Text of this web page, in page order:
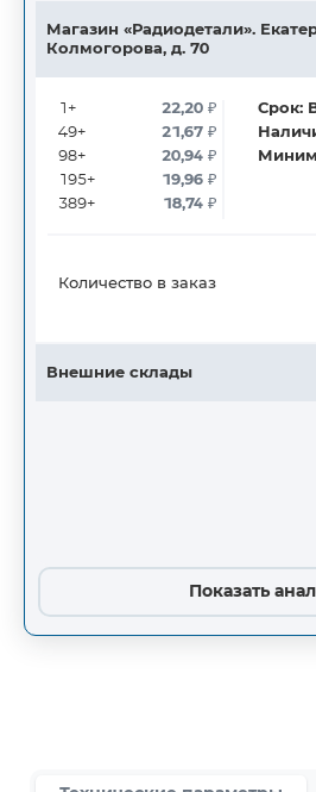
Магазин «Радиодетали».
Колмогорова, д. 70
1+
49+
98+
195+
389+
22,20₽
21,67₽
20,94₽
19,96₽
18,74₽
Срок:
Количество в заказ
Внешние склады
Показать